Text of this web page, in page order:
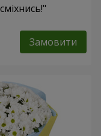
Замовити